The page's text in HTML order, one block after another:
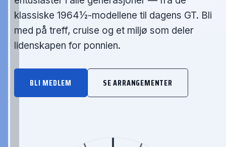
klassiske 1964½-modellene til dagens GT. Bli
med på treff, cruise og et miljø som deler
lidenskapen for ponnien.
BLI MEDLEM SE ARRANGEMENTER